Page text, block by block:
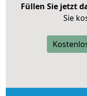
Füllen Sie jetzt
Sie